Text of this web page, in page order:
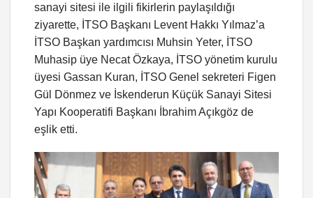
sanayi sitesi ile ilgili fikirlerin paylaşıldığı
ziyarette, İTSO Başkanı Levent Hakkı Yılmaz’a
İTSO Başkan yardımcısı Muhsin Yeter, İTSO
Muhasip üye Necat Özkaya, İTSO yönetim kurulu
üyesi Gassan Kuran, İTSO Genel sekreteri Figen
Gül Dönmez ve İskenderun Küçük Sanayi Sitesi
Yapı Kooperatifi Başkanı İbrahim Açıkgöz de
eşlik etti.